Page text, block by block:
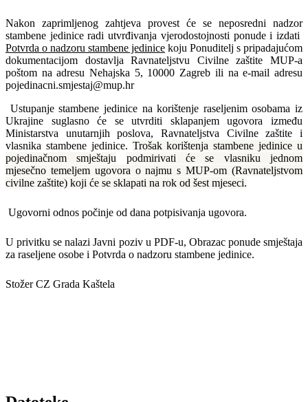
Nakon zaprimljenog zahtjeva provest će se neposredni nadzor
stambene jedinice radi utvrđivanja vjerodostojnosti ponude i izdati
Potvrda o nadzoru stambene jedinice koju Ponuditelj s pripadajućom
dokumentacijom dostavlja Ravnateljstvu Civilne zaštite MUP-a
poštom na adresu Nehajska 5, 10000 Zagreb ili na e-mail adresu
pojedinacni.smjestaj@mup.hr
Ustupanje stambene jedinice na korištenje raseljenim osobama iz
Ukrajine suglasno će se utvrditi sklapanjem ugovora između
Ministarstva unutarnjih poslova, Ravnateljstva Civilne zaštite i
vlasnika stambene jedinice. Trošak korištenja stambene jedinice u
pojedinačnom smještaju
podmirivati će se vlasniku jednom
mjesečno temeljem ugovora o najmu s MUP-om (Ravnateljstvom
civilne zaštite) koji će se sklapati na rok od šest mjeseci.
Ugovorni odnos počinje od dana potpisivanja ugovora.
U privitku se nalazi Javni poziv u PDF-u, Obrazac ponude smještaja
za raseljene osobe i Potvrda o nadzoru stambene jedinice.
Stožer CZ Grada Kaštela